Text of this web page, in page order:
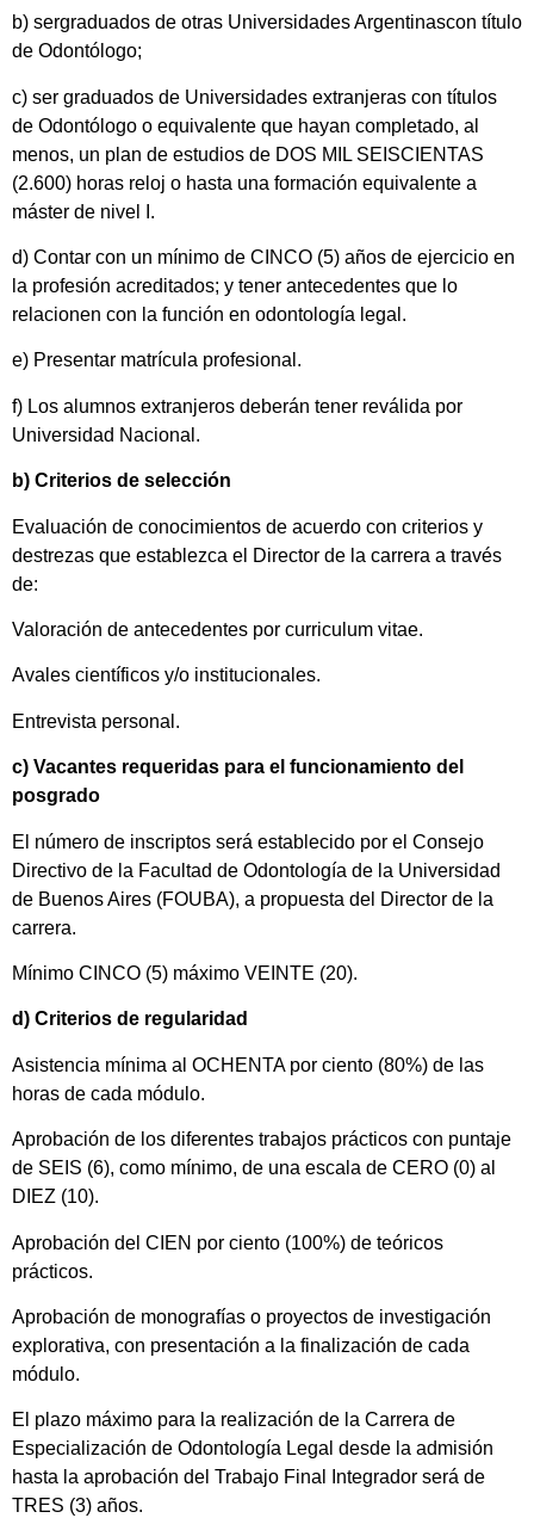
b) sergraduados de otras Universidades Argentinascon título
de Odontólogo;
c) ser graduados de Universidades extranjeras con títulos
de Odontólogo o equivalente que hayan completado, al
menos, un plan de estudios de DOS MIL SEISCIENTAS
(2.600) horas reloj o hasta una formación equivalente a
máster de nivel I.
d) Contar con un mínimo de CINCO (5) años de ejercicio en
la profesión acreditados; y tener antecedentes que lo
relacionen con la función en odontología legal.
e) Presentar matrícula profesional.
f) Los alumnos extranjeros deberán tener reválida por
Universidad Nacional.
b) Criterios de selección
Evaluación de conocimientos de acuerdo con criterios y
destrezas que establezca el Director de la carrera a través
de:
Valoración de antecedentes por curriculum vitae.
Avales científicos y/o institucionales.
Entrevista personal.
c) Vacantes requeridas para el funcionamiento del
posgrado
El número de inscriptos será establecido por el Consejo
Directivo de la Facultad de Odontología de la Universidad
de Buenos Aires (FOUBA), a propuesta del Director de la
carrera.
Mínimo CINCO (5) máximo VEINTE (20).
d) Criterios de regularidad
Asistencia mínima al OCHENTA por ciento (80%) de las
horas de cada módulo.
Aprobación de los diferentes trabajos prácticos con puntaje
de SEIS (6), como mínimo, de una escala de CERO (0) al
DIEZ (10).
Aprobación del CIEN por ciento (100%) de teóricos
prácticos.
Aprobación de monografías o proyectos de investigación
explorativa, con presentación a la finalización de cada
módulo.
El plazo máximo para la realización de la Carrera de
Especialización de Odontología Legal desde la admisión
hasta la aprobación del Trabajo Final Integrador será de
TRES (3) años.